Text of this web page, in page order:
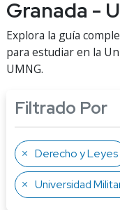
Granada -
Explora la guía
para estudiar en la
UMNG.
Filtrado Por
Derecho y Leyes
Universidad